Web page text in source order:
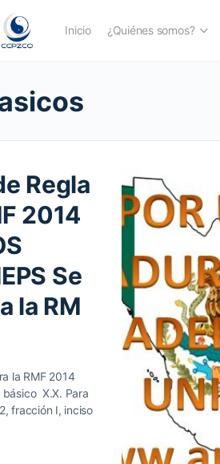
Inicio ¿Quiénes somos?
Regla
2014
Se
la RM
la RMF 2014
básico X.X. Para
fracción I, inciso